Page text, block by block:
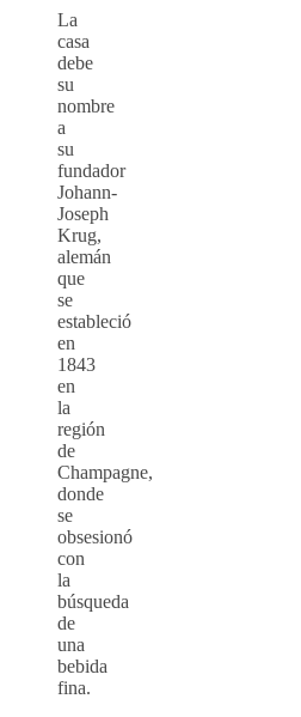
La
casa
debe
su
nombre
a
su
fundador
Johann-
Joseph
Krug,
alemán
que
se
estableció
en
1843
en
la
región
de
Champagne,
donde
se
obsesionó
con
la
búsqueda
de
una
bebida
fina.